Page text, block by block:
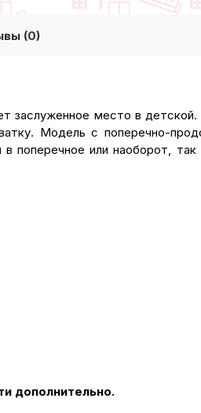
(0)
заслуженное место в
Модель с поперечно-
в поперечное или наоборот,
дополнительно.